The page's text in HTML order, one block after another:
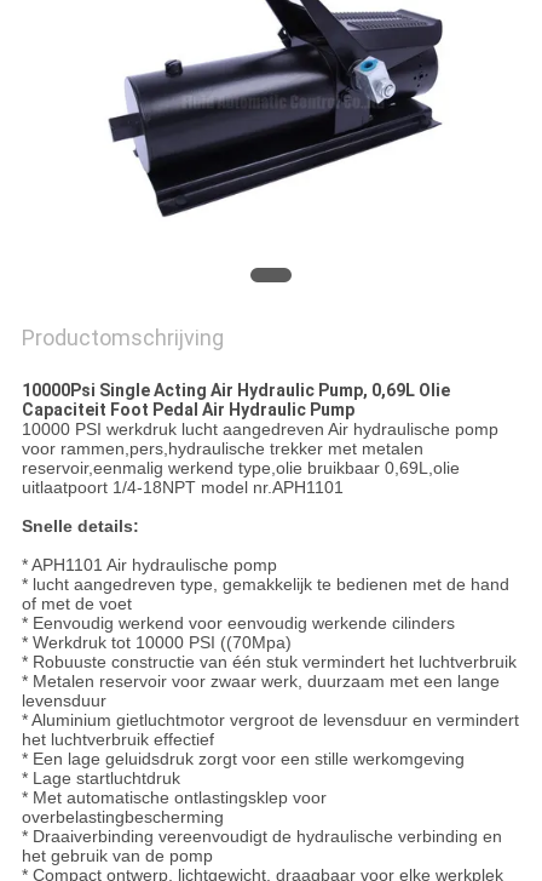
Productomschrijving
10000Psi Single Acting Air Hydraulic Pump, 0,69L Olie
Capaciteit Foot Pedal Air Hydraulic Pump
10000 PSI werkdruk lucht aangedreven Air hydraulische pomp
voor rammen,pers,hydraulische trekker met metalen
reservoir,eenmalig werkend type,olie bruikbaar 0,69L,olie
uitlaatpoort 1/4-18NPT model nr.APH1101
Snelle details:
* APH1101 Air hydraulische pomp
* lucht aangedreven type, gemakkelijk te bedienen met de hand
of met de voet
* Eenvoudig werkend voor eenvoudig werkende cilinders
* Werkdruk tot 10000 PSI ((70Mpa)
* Robuuste constructie van één stuk vermindert het luchtverbruik
* Metalen reservoir voor zwaar werk, duurzaam met een lange
levensduur
* Aluminium gietluchtmotor vergroot de levensduur en vermindert
het luchtverbruik effectief
* Een lage geluidsdruk zorgt voor een stille werkomgeving
* Lage startluchtdruk
* Met automatische ontlastingsklep voor
overbelastingbescherming
* Draaiverbinding vereenvoudigt de hydraulische verbinding en
het gebruik van de pomp
* Compact ontwerp, lichtgewicht, draagbaar voor elke werkplek